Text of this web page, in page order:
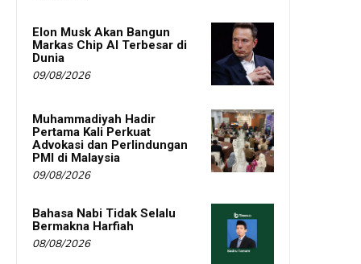
Elon Musk Akan Bangun
Markas Chip AI Terbesar di
Dunia
09/08/2026
Muhammadiyah Hadir
Pertama Kali Perkuat
Advokasi dan Perlindungan
PMI di Malaysia
09/08/2026
Bahasa Nabi Tidak Selalu
Bermakna Harfiah
08/08/2026